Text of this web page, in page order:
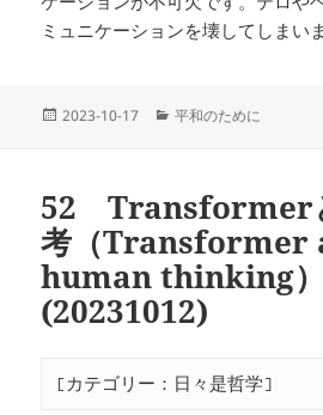
ミュニケーションを壊してしまいま
投
2023-10-17
カ
ー
平和のために
52 Transformer
考（Transformer
human thinking
(20231012)
[カテゴリー：日々是哲学]